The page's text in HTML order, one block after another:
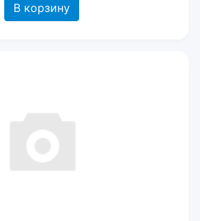
В корзину